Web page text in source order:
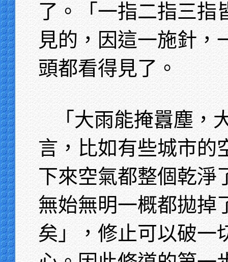
了。「一指二指三指
見的，因這一施針，
頭都看得見了。
「大雨能掩囂塵，
言，比如有些城市的
下來空氣都整個乾淨
無始無明一概都拋掉
矣」，修止可以破一